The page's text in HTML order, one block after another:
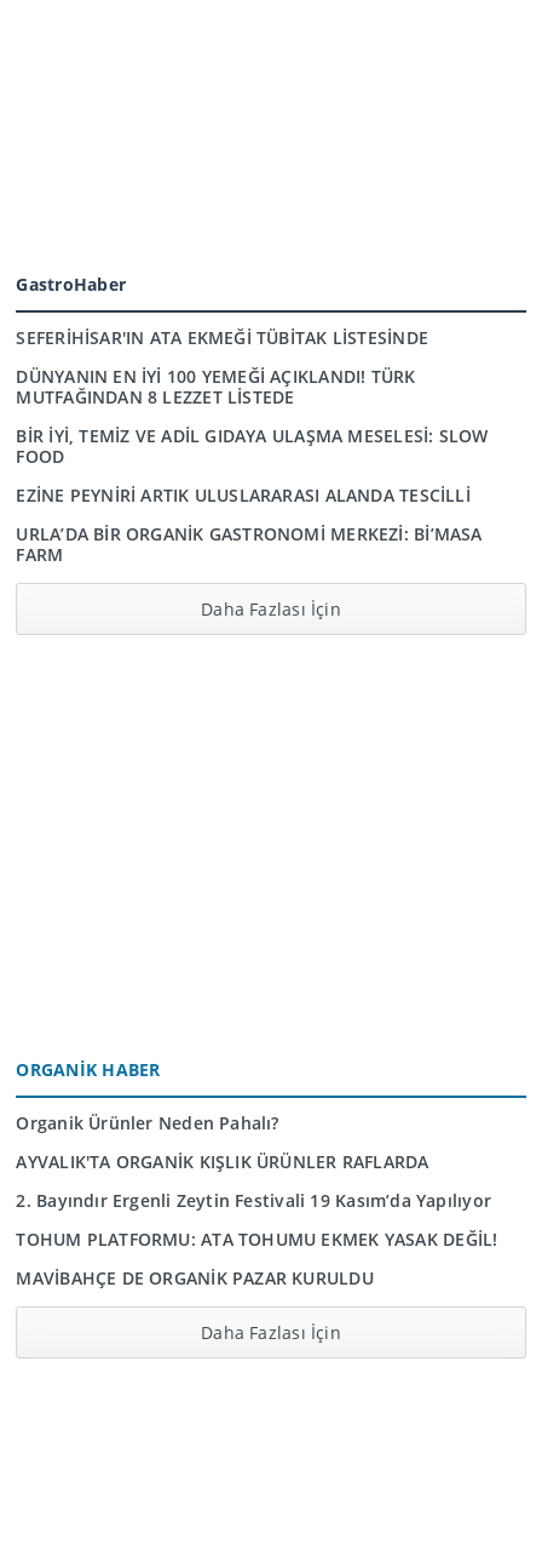
GastroHaber
SEFERİHİSAR'IN ATA EKMEĞİ TÜBİTAK LİSTESİNDE
DÜNYANIN EN İYİ 100 YEMEĞİ AÇIKLANDI! TÜRK
MUTFAĞINDAN 8 LEZZET LİSTEDE
BİR İYİ, TEMİZ VE ADİL GIDAYA ULAŞMA MESELESİ: SLOW
FOOD
EZİNE PEYNİRİ ARTIK ULUSLARARASI ALANDA TESCİLLİ
URLA’DA BİR ORGANİK GASTRONOMİ MERKEZİ: Bİ’MASA
FARM
Daha Fazlası İçin
ORGANIK HABER
Organik Ürünler Neden Pahalı?
AYVALIK'TA ORGANİK KIŞLIK ÜRÜNLER RAFLARDA
2. Bayındır Ergenli Zeytin Festivali 19 Kasım’da Yapılıyor
TOHUM PLATFORMU: ATA TOHUMU EKMEK YASAK DEĞİL!
MAVİBAHÇE DE ORGANİK PAZAR KURULDU
Daha Fazlası İçin